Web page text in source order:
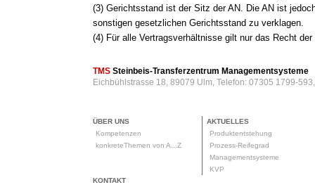
(3) Gerichtsstand ist der Sitz der AN. Die AN ist
sonstigen gesetzlichen Gerichtsstand zu verklagen.
(4) Für alle Vertragsverhältnisse gilt nur das Recht
TMS Steinbeis-Transferzentrum Managementsysteme
Eichbühlstrasse 18, 89079 Ulm, Telefon: 07305 1799-
ÜBER UNS
Kompetenzen
konkreteThemen von A...Z
AKTUELLES
Produktentstehung
Prozess-Reifegrad
Managementsysteme
KVP
KONTAKT